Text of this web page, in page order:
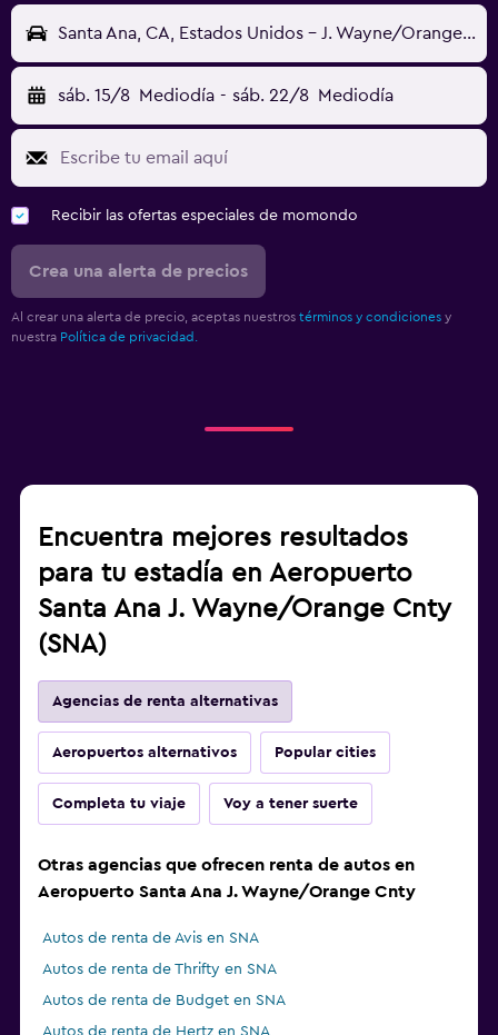
Santa Ana, CA, Estados Unidos - J. Wayne/Orange Cnty (SNA)
sáb. 15/8 Mediodía - sáb. 22/8 Mediodía
Recibir las ofertas especiales de momondo
Crea una alerta de precios
Al crear una alerta de precio, aceptas nuestros términos y condiciones y
nuestra Política de privacidad.
Encuentra mejores resultados
para tu estadía en Aeropuerto
Santa Ana J. Wayne/Orange Cnty
(SNA)
Agencias de renta alternativas
Aeropuertos alternativos Popular cities
Completa tu viaje Voy a tener suerte
Otras agencias que ofrecen renta de autos en
Aeropuerto Santa Ana J. Wayne/Orange Cnty
Autos de renta de Avis en SNA
Autos de renta de Thrifty en SNA
Autos de renta de Budget en SNA